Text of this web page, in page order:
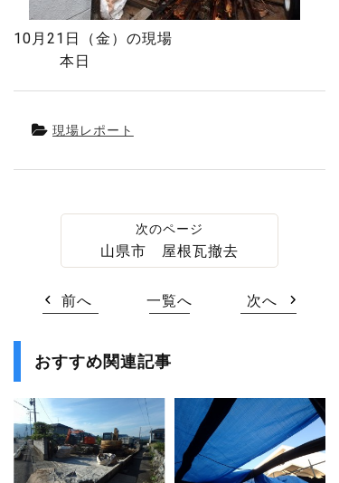
10月21日（金）の現場
本日
現場レポート
山県市 屋根瓦撤去
前へ 一覧へ 次へ
おすすめ関連記事